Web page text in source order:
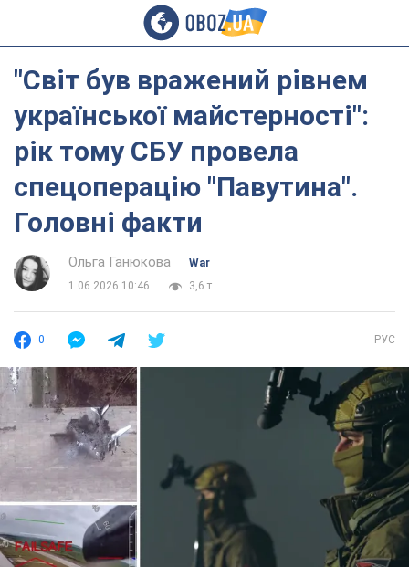
"Світ був вражений рівнем
української майстерності":
рік тому СБУ провела
спецоперацію "Павутина".
Головні факти
Ольга Ганюкова
War
1.06.2026 10:46
3,6 т.
0 РУС